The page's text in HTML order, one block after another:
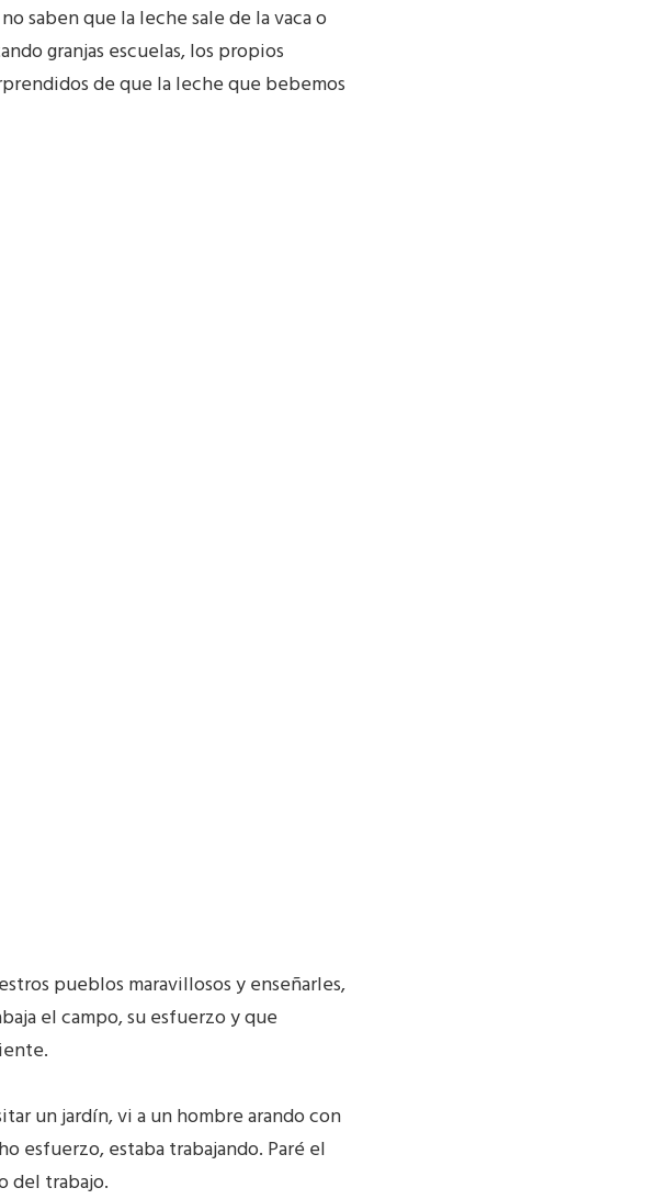
saben que la leche sale de la vaca o
granjas escuelas, los propios
de que la leche que bebemos
pueblos maravillosos y enseñarles,
el campo, su esfuerzo y que
un jardín, vi a un hombre arando con
esfuerzo, estaba trabajando. Paré el
del trabajo.